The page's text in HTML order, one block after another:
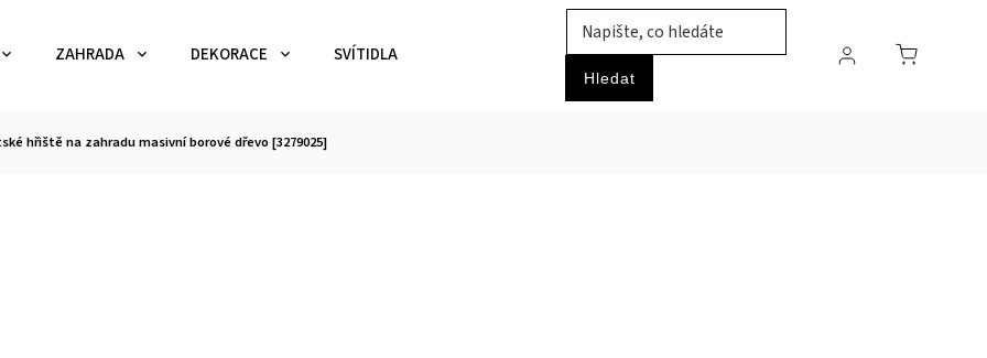
Hledat
ZAHRADA DEKORACE SVÍTIDLA ZVÍŘATA PRŮMYSLOVÉ ZBOŽÍ HOBBY
hřiště na zahradu masivní borové dřevo [3279025]